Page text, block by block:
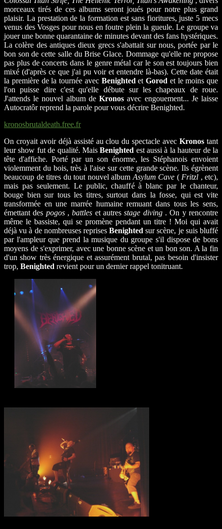
morceaux tirés de ces albums seront joués pour notre plus grand
plaisir. La prestation de la formation est sans fioritures, juste 5 mecs
venus des Vosges pour nous en foutre plein la gueule. Le groupe va
jouer une bonne quarantaine de minutes devant des fans hystériques.
La colère des antiques dieux grecs s'abattait sur nous, portée par le
bon son de cette salle du Brise Glace. Dommage qu'elle ne propose
pas plus de concerts dans le genre métal car le son est toujours bien
mixé (d'après ce que j'ai pu voir et entendre là-bas). Cette date était
la première de la tournée avec Benighted et Gorod et le moins que
l'on puisse dire c'est qu'elle débute sur les chapeaux de roue.
J'attends le nouvel album deKronos avec engouement... Je laisse
Autocratôr reprend la parole pour vous décrire Benighted.
kronosbrutaldeath.free.fr
On croyait avoir déjà assisté au clou du spectacle avecKronos tant
leur show fut de qualité. MaisBenighted est aussi à la hauteur de la
tête d'affiche. Porté par un son énorme, les Stéphanois envoient
violemment du bois, très à l'aise sur cette grande scène. Ils égrènent
beaucoup de titres du tout nouvel album Asylum Cave ( Fritzl , etc),
mais pas seulement. Le public, chauffé à blanc par le chanteur,
bouge bien sur tous les titres, surtout dans la fosse, qui est vite
transformée en une marrée humaine remuant dans tous les sens,
émettant des pogos,battles et autresstage diving. On y rencontre
même le bassiste, qui se promène pendant un titre ! Moi qui avait
déjà vu à de nombreuses reprisesBenighted sur scène, je suis bluffé
par l'ampleur que prend la musique du groupe s'il dispose de bons
moyens de s'exprimer, avec une bonne scène et un bon son. A la fin
d'un show très énergique et assurément brutal, pas besoin d'insister
trop, Benighted revient pour un dernier rappel tonitruant.